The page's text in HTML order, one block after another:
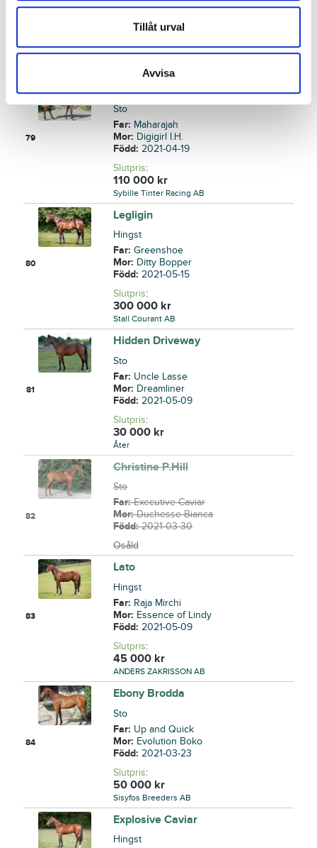
Tillåt urval
Avvisa
78
Mor:Debbie Brodda
Född:2021-03-19
70 000kr
uhrbergthomas
79
Sto
Far: Maharajah
Mor: Digigirl I.H.
Född:2021-04-19
Slutpris:
110 000 kr
Sybille Tinter Racing AB
80
Legligin
Hingst
Far:Greenshoe
Mor: Ditty Bopper
Född:2021-05-15
Slutpris:
300 000 kr
Stall Courant AB
81
Hidden Driveway
Sto
Far: Uncle Lasse
Mor: Dreamliner
Född:2021-05-09
Slutpris:
30 000 kr
Åter
82
Christine P.Hill
Sto
Far:Executive Caviar
Mor:Duchesse Bianca
Född:2021-03-30
Osåld
83
Lato
Hingst
Far: Raja Mirchi
Mor: Essence of Lindy
Född:2021-05-09
Slutpris:
45 000 kr
ANDERS ZAKRISSON AB
84
Ebony Brodda
Sto
Far: Up and Quick
Mor: Evolution Boko
Född:2021-03-23
Slutpris:
50 000 kr
Sisyfos Breeders AB
Explosive Caviar
Hingst